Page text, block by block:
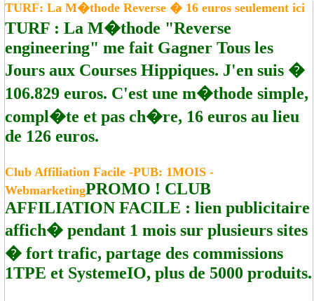
TURF: La M�thode Reverse � 16 euros seulement ici
TURF : La M�thode "Reverse
engineering" me fait Gagner Tous les
Jours aux Courses Hippiques. J'en suis �
106.829 euros. C'est une m�thode simple,
compl�te et pas ch�re, 16 euros au lieu
de 126 euros.
Club Affiliation Facile -PUB: 1MOIS -
WebmarketingPROMO ! CLUB
AFFILIATION FACILE : lien publicitaire
affich� pendant 1 mois sur plusieurs sites
� fort trafic, partage des commissions
1TPE et SystemeIO, plus de 5000 produits.